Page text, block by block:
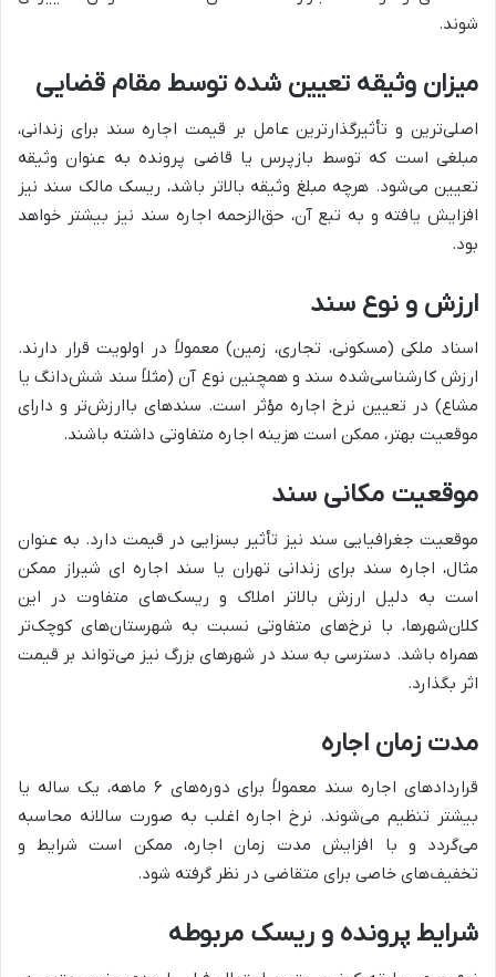
شوند.
میزان وثیقه تعیین شده توسط مقام قضایی
اصلی‌ترین و تأثیرگذارترین عامل بر قیمت اجاره سند برای زندانی،
مبلغی است که توسط بازپرس یا قاضی پرونده به عنوان وثیقه
تعیین می‌شود. هرچه مبلغ وثیقه بالاتر باشد، ریسک مالک سند نیز
افزایش یافته و به تبع آن، حق‌الزحمه اجاره سند نیز بیشتر خواهد
بود.
ارزش و نوع سند
اسناد ملکی (مسکونی، تجاری، زمین) معمولاً در اولویت قرار دارند.
ارزش کارشناسی‌شده سند و همچنین نوع آن (مثلاً سند شش‌دانگ یا
مشاع) در تعیین نرخ اجاره مؤثر است. سندهای باارزش‌تر و دارای
موقعیت بهتر، ممکن است هزینه اجاره متفاوتی داشته باشند.
موقعیت مکانی سند
موقعیت جغرافیایی سند نیز تأثیر بسزایی در قیمت دارد. به عنوان
مثال، اجاره سند برای زندانی تهران یا سند اجاره ای شیراز ممکن
است به دلیل ارزش بالاتر املاک و ریسک‌های متفاوت در این
کلان‌شهرها، با نرخ‌های متفاوتی نسبت به شهرستان‌های کوچک‌تر
همراه باشد. دسترسی به سند در شهرهای بزرگ نیز می‌تواند بر قیمت
اثر بگذارد.
مدت زمان اجاره
قراردادهای اجاره سند معمولاً برای دوره‌های ۶ ماهه، یک ساله یا
بیشتر تنظیم می‌شوند. نرخ اجاره اغلب به صورت سالانه محاسبه
می‌گردد و با افزایش مدت زمان اجاره، ممکن است شرایط و
تخفیف‌های خاصی برای متقاضی در نظر گرفته شود.
شرایط پرونده و ریسک مربوطه